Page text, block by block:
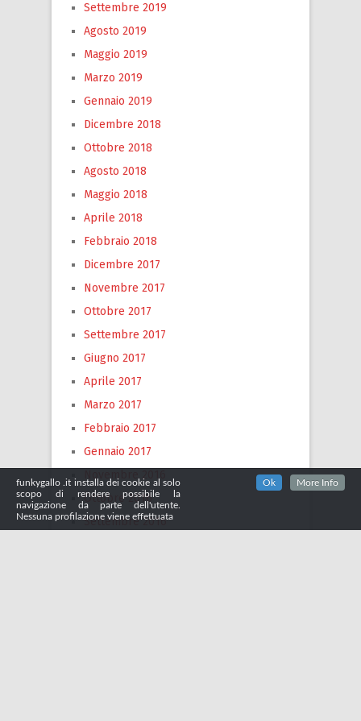
Settembre 2019
Agosto 2019
Maggio 2019
Marzo 2019
Gennaio 2019
Dicembre 2018
Ottobre 2018
Agosto 2018
Maggio 2018
Aprile 2018
Febbraio 2018
Dicembre 2017
Novembre 2017
Ottobre 2017
Settembre 2017
Giugno 2017
Aprile 2017
Marzo 2017
Febbraio 2017
Gennaio 2017
Ottobre 2016
Settembre 2016
funkygallo .it installa dei cookie al solo
scopo di rendere possibile la
navigazione da parte dell'utente.
Nessuna profilazione viene effettuata
Ok More Info